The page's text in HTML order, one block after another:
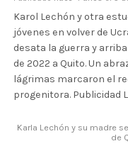
Karol Lechón y otra
jóvenes en volver de
desata la guerra y
de 2022 a Quito. Un
lágrimas marcaron el
progenitora. Publicidad
Karla Lechón y su madre
de